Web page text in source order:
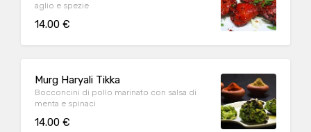
aglio e spezie
14.00 €
Murg Haryali Tikka
Bocconcini di pollo marinato con salsa di
menta e spinaci
14.00 €